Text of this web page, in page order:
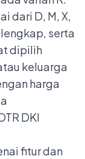
dari D, M, X,
serta
dipilih
keluarga
harga
DKI
fitur dan